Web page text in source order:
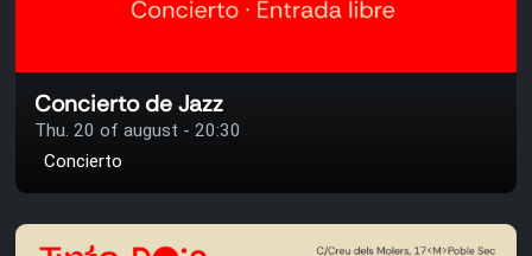
Concierto de Jazz
Thu. 20 of august - 20:30
Concierto